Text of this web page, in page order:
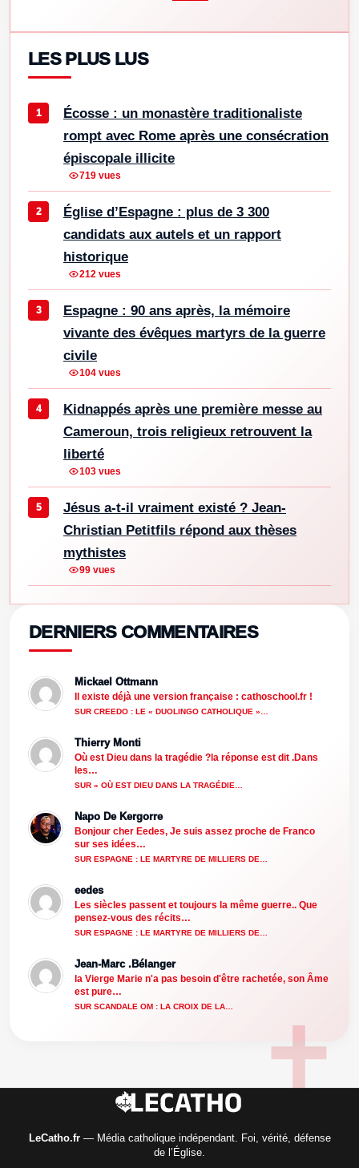
LES PLUS LUS
Écosse : un monastère traditionaliste
rompt avec Rome après une consécration
épiscopale illicite
719 vues
Église d’Espagne : plus de 3 300
candidats aux autels et un rapport
historique
212 vues
Espagne : 90 ans après, la mémoire
vivante des évêques martyrs de la guerre
civile
104 vues
Kidnappés après une première messe au
Cameroun, trois religieux retrouvent la
liberté
103 vues
Jésus a-t-il vraiment existé ? Jean-
Christian Petitfils répond aux thèses
mythistes
99 vues
DERNIERS COMMENTAIRES
Mickael Ottmann
Il existe déjà une version française : cathoschool.fr !
SUR CREEDO : LE « DUOLINGO CATHOLIQUE »…
Thierry Monti
Où est Dieu dans la tragédie ?la réponse est dit .Dans
les…
SUR « OÙ EST DIEU DANS LA TRAGÉDIE…
Napo De Kergorre
Bonjour cher Eedes, Je suis assez proche de Franco
sur ses idées…
SUR ESPAGNE : LE MARTYRE DE MILLIERS DE…
eedes
Les siècles passent et toujours la même guerre.. Que
pensez-vous des récits…
SUR ESPAGNE : LE MARTYRE DE MILLIERS DE…
Jean-Marc .Bélanger
la Vierge Marie n'a pas besoin d'être rachetée, son Âme
est pure…
SUR SCANDALE OM : LA CROIX DE LA…
LeCatho.fr— Média catholique indépendant. Foi, vérité, défense
de l’Église.